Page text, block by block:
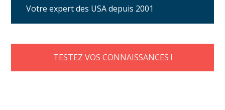
Votre expert des USA depuis 2001
TESTEZ VOS CONNAISSANCES !